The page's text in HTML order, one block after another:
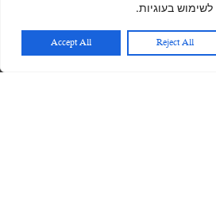
בעוגיות.
Reject All
Accept All